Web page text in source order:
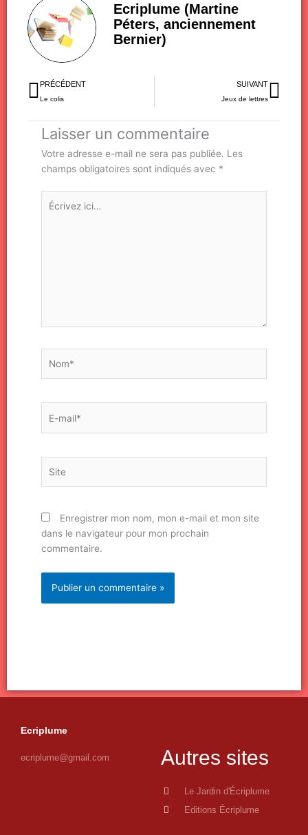
Ecriplume (Martine
Péters, anciennement
Bernier)
Précédent
PRÉCÉDENT
Le colis
SUIVANT
Jeux de lettres
Laisser un commentaire
Votre adresse e-mail ne sera pas publiée. Les
champs obligatoires sont indiqués avec *
Écrivez
ici…
mail*
Enregistrer mon nom, mon e-mail et mon site
dans le navigateur pour mon prochain
commentaire.
Ecriplume
ecriplume@gmail.com Autres sites
Le Jardin d'Écriplume
Editions Écriplume